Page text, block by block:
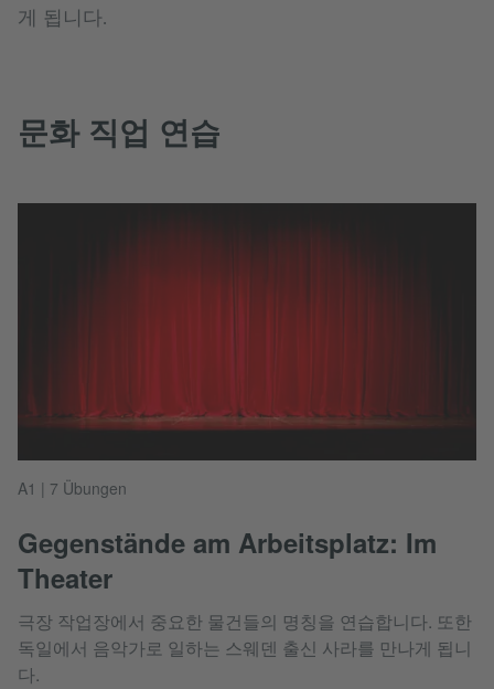
게 됩니다.
문화 직업 연습
A1 | 7 Übungen
Gegenstände am Arbeitsplatz: Im
Theater
극장 작업장에서 중요한 물건들의 명칭을 연습합니다. 또한
독일에서 음악가로 일하는 스웨덴 출신 사라를 만나게 됩니
다.